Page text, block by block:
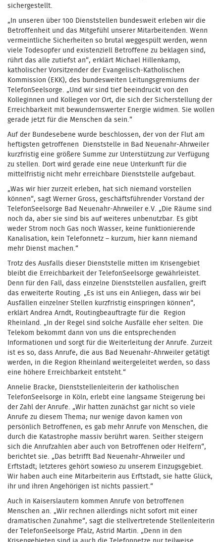
sichergestellt.
„In unseren über 100 Dienststellen bundesweit erleben wir die
Betroffenheit und das Mitgefühl unserer Mitarbeitenden. Wenn
vermeintliche Sicherheiten so brutal weggespült werden, wenn
viele Todesopfer und existenziell Betroffene zu beklagen sind,
rührt das alle zutiefst an“, erklärt Michael Hillenkamp,
katholischer Vorsitzender der Evangelisch-Katholischen
Kommission (EKK), des bundesweiten Leitungsgremiums der
TelefonSeelsorge. „Und wir sind tief beeindruckt von den
Kolleginnen und Kollegen vor Ort, die sich der Sicherstellung der
Erreichbarkeit mit bewundernswerter Energie widmen. Sie wollen
gerade jetzt für die Menschen da sein.“
Auf der Bundesebene wurde beschlossen, der von der Flut am
heftigsten getroffenen Dienststelle in Bad Neuenahr-Ahrweiler
kurzfristig eine größere Summe zur Unterstützung zur Verfügung
zu stellen. Dort wird gerade eine neue Unterkunft für die
mittelfristig nicht mehr erreichbare Dienststelle aufgebaut.
„Was wir hier zurzeit erleben, hat sich niemand vorstellen
können“, sagt Werner Gross, geschäftsführender Vorstand der
TelefonSeelsorge Bad Neuenahr-Ahrweiler e.V. „Die Räume sind
noch da, aber sie sind bis auf weiteres unbenutzbar. Es gibt
weder Strom noch Gas noch Wasser, keine funktionierende
Kanalisation, kein Telefonnetz – kurzum, hier kann niemand
mehr Dienst machen.“
Trotz des Ausfalls dieser Dienststelle mitten im Krisengebiet
bleibt die Erreichbarkeit der TelefonSeelsorge gewährleistet.
Denn für den Fall, dass einzelne Dienststellen ausfallen, greift
das erweiterte Routing. „Es ist uns ein Anliegen, dass wir bei
Ausfällen einzelner Stellen kurzfristig einspringen können“,
erklärt Andrea Arndt, Routingbeauftragte für die Region
Rheinland. „In der Regel sind solche Ausfälle eher selten. Die
Telekom bekommt dann von uns die entsprechenden
Informationen und sorgt für die Weiterleitung der Anrufe. Zurzeit
ist es so, dass Anrufe, die aus Bad Neuenahr-Ahrweiler getätigt
werden, in die Region Rheinland weitergeleitet werden, so dass
eine höhere Erreichbarkeit entsteht.“
Annelie Bracke, Dienststellenleiterin der katholischen
TelefonSeelsorge in Köln, erlebt eine langsame Steigerung bei
der Zahl der Anrufe. „Wir hatten zunächst gar nicht so viele
Anrufe zu diesem Thema; nur wenige davon kamen von
persönlich Betroffenen, es gab mehr Anrufe von Menschen, die
durch die Katastrophe massiv berührt waren. Seither steigern
sich die Anrufzahlen aber auch von Betroffenen oder Helfern“,
berichtet sie. „Das betrifft Bad Neuenahr-Ahrweiler und
Erftstadt; letzteres gehört sowieso zu unserem Einzugsgebiet.
Wir haben auch eine Mitarbeiterin aus Erftstadt, sie hatte Glück,
ihr und ihren Angehörigen ist nichts passiert.“
Auch in Kaiserslautern kommen Anrufe von betroffenen
Menschen an. „Wir rechnen allerdings nicht sofort mit einer
dramatischen Zunahme“, sagt die stellvertretende Stellenleiterin
der TelefonSeelsorge Pfalz, Astrid Martin. „Denn in den